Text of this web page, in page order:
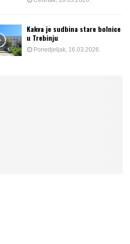
Kakva je sudbina stare bolnice
u Trebinju
Ponedjeljak, 16.03.2026.